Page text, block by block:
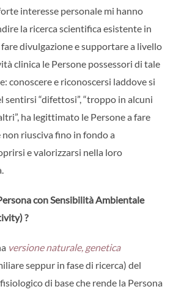
interesse personale mi hanno
la ricerca scientifica esistente in
divulgazione e supportare a livello
clinica le Persone possessori di tale
conoscere e riconoscersi laddove si
“difettosi”, “troppo in alcuni
ha legittimato le Persone a fare
non riusciva fino in fondo a
e valorizzarsi nella loro
con Sensibilità Ambientale
?
versione naturale, genetica
seppur in fase di ricerca) del
di base che rende la Persona